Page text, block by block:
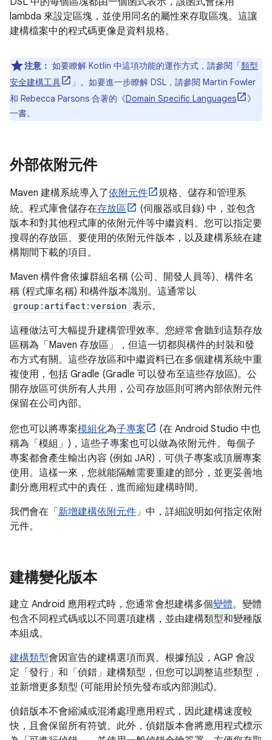
lambda 來設定區塊，並使用同名的屬性來存取區塊。這讓
建構檔案中的程式碼更像是資料規格。
注意： 如要瞭解 Kotlin 中這項功能的運作方式，請參閱「類型
安全建構工具
」。如要進一步瞭解 DSL，請參閱 Martin Fowler
和 Rebecca Parsons 合著的《Domain Specific Languages
》
一書。
外部依附元件
Maven 建構系統導入了依附元件
規格、儲存和管理系
統。程式庫會儲存在存放區
(伺服器或目錄) 中，並包含
版本和對其他程式庫的依附元件等中繼資料。您可以指定要
搜尋的存放區、要使用的依附元件版本，以及建構系統在建
構期間下載的項目。
Maven 構件會依據群組名稱 (公司、開發人員等)、構件名
稱 (程式庫名稱) 和構件版本識別。這通常以
group:artifact:version 表示。
這種做法可大幅提升建構管理效率。您經常會聽到這類存放
區稱為「Maven 存放區」，但這一切都與構件的封裝和發
布方式有關。這些存放區和中繼資料已在多個建構系統中重
複使用，包括 Gradle (Gradle 可以發布至這些存放區)。公
開存放區可供所有人共用，公司存放區則可將內部依附元件
保留在公司內部。
您也可以將專案模組化為子專案
(在 Android Studio 中也
稱為「模組」)，這些子專案也可以做為依附元件。每個子
專案都會產生輸出內容 (例如 JAR)，可供子專案或頂層專案
使用。這樣一來，您就能隔離需要重建的部分，並更妥善地
劃分應用程式中的責任，進而縮短建構時間。
我們會在「 新增建構依附元件」中，詳細說明如何指定依附
元件。
建構變化版本
建立 Android 應用程式時，您通常會想建構多個變體。變體
包含不同程式碼或以不同選項建構，並由建構類型和變種版
本組成。
建構類型會因宣告的建構選項而異。根據預設，AGP 會設
定「發行」和「偵錯」建構類型，但您可以調整這些類型，
並新增更多類型 (可能用於預先發布或內部測試)。
偵錯版本不會縮減或混淆處理應用程式，因此建構速度較
快，且會保留所有符號。此外，偵錯版本會將應用程式標示